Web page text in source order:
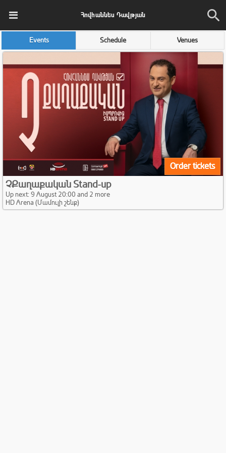
Հովհաննես Դավթյան
Events Schedule Venues
Order tickets
ՉՔաղաքական Stand-up
Up next: 9 August 20:00 and 2 more
HD Arena (Մամուլի շենք)